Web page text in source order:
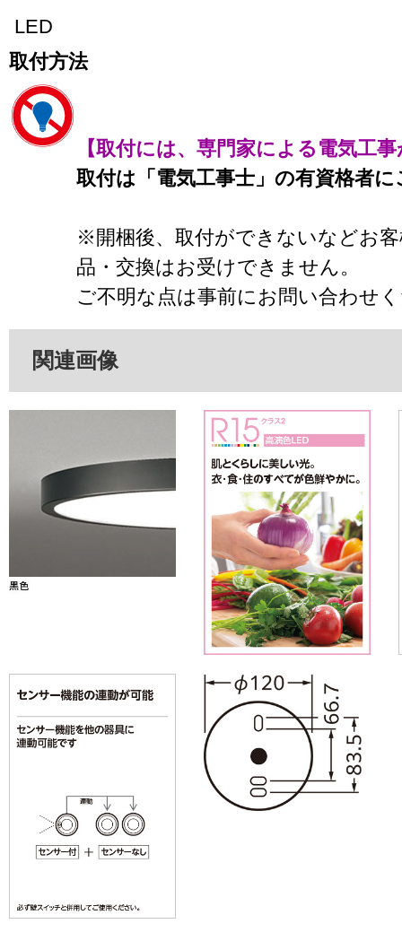
LED
取付方法
【取付には、専門家による電気工
取付は「電気工事士」の有資格者
※開梱後、取付ができないなどお
品・交換はお受けできません。
ご不明な点は事前にお問い合わせ
関連画像